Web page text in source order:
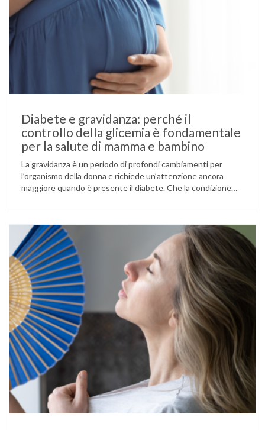
Diabete e gravidanza: perché il
controllo della glicemia è fondamentale
per la salute di mamma e bambino
La gravidanza è un periodo di profondi cambiamenti per
l’organismo della donna e richiede un’attenzione ancora
maggiore quando è presente il diabete. Che la condizione
volta durante la gestazione (diabete gestazionale),
mantenere …